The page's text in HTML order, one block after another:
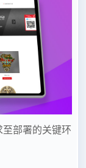
部署的关键环